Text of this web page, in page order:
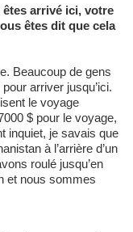
êtes dit que cela
Beaucoup de gens
arriver jusqu’ici.
le voyage
$ pour le voyage,
inquiet, je savais que
à l’arrière d’un
roulé jusqu’en
et nous sommes